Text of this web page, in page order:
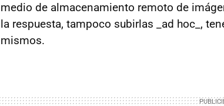
medio de almacenamiento remoto de
la respuesta, tampoco subirlas _ad hoc_,
mismos.